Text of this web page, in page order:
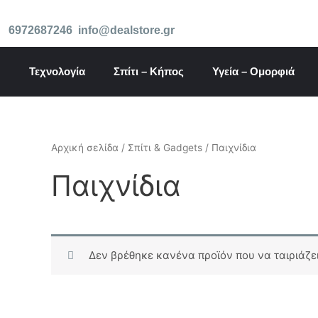
στο6972687246 info@dealstore.gr
Τεχνολογία Σπίτι – Κήπος Υγεία – Ομορφιά
Αρχική σελίδα / Σπίτι & Gadgets / Παιχνίδια
Παιχνίδια
Δεν βρέθηκε κανένα προϊόν που να